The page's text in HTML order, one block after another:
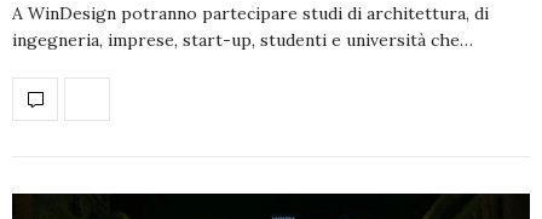
A WinDesign potranno partecipare studi di architettura, di
ingegneria, imprese, start-up, studenti e università che…